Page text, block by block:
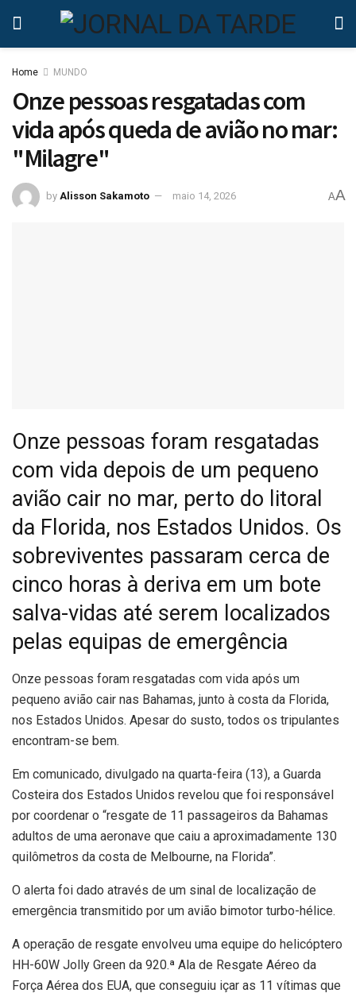
Home MUNDO
Onze pessoas resgatadas com
vida após queda de avião no mar:
"Milagre"
by Alisson Sakamoto maio 14, 2026 AA
Onze pessoas foram resgatadas
com vida depois de um pequeno
avião cair no mar, perto do litoral
da Florida, nos Estados Unidos. Os
sobreviventes passaram cerca de
cinco horas à deriva em um bote
salva-vidas até serem localizados
pelas equipas de emergência
Onze pessoas foram resgatadas com vida após um
pequeno avião cair nas Bahamas, junto à costa da Florida,
nos Estados Unidos. Apesar do susto, todos os tripulantes
encontram-se bem.
Em comunicado, divulgado na quarta-feira (13), a Guarda
Costeira dos Estados Unidos revelou que foi responsável
por coordenar o “resgate de 11 passageiros da Bahamas
adultos de uma aeronave que caiu a aproximadamente 130
quilômetros da costa de Melbourne, na Florida”.
O alerta foi dado através de um sinal de localização de
emergência transmitido por um avião bimotor turbo-hélice.
A operação de resgate envolveu uma equipe do helicóptero
HH-60W Jolly Green da 920.ª Ala de Resgate Aéreo da
Força Aérea dos EUA, que conseguiu içar as 11 vítimas que